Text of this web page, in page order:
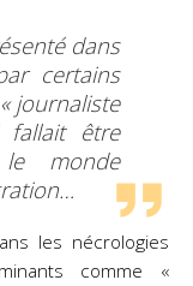
dans
certains
journaliste
fallait être
monde
les nécrologies
comme «